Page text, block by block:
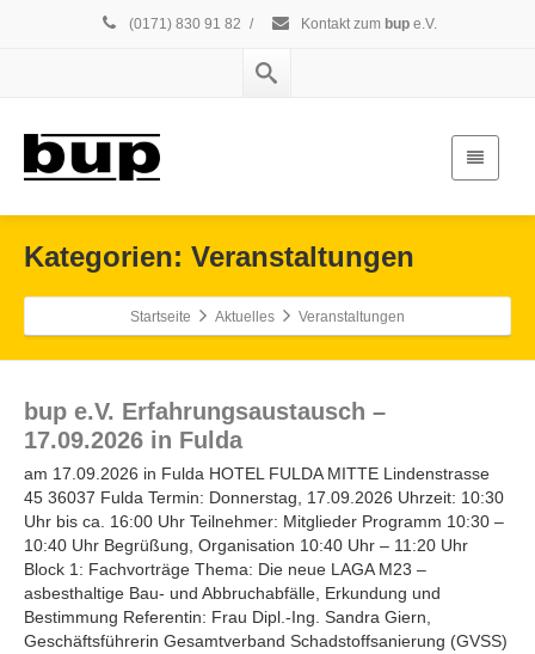
(0171) 830 91 82 / Kontakt zum bup e.V.
Kategorien: Veranstaltungen
Startseite Aktuelles Veranstaltungen
bup e.V. Erfahrungsaustausch –
17.09.2026 in Fulda
am 17.09.2026 in Fulda HOTEL FULDA MITTE Lindenstrasse
45 36037 Fulda Termin: Donnerstag, 17.09.2026 Uhrzeit: 10:30
Uhr bis ca. 16:00 Uhr Teilnehmer: Mitglieder Programm 10:30 –
10:40 Uhr Begrüßung, Organisation 10:40 Uhr – 11:20 Uhr
Block 1: Fachvorträge Thema: Die neue LAGA M23 –
asbesthaltige Bau- und Abbruchabfälle, Erkundung und
Bestimmung Referentin: Frau Dipl.-Ing. Sandra Giern,
Geschäftsführerin Gesamtverband Schadstoffsanierung (GVSS)